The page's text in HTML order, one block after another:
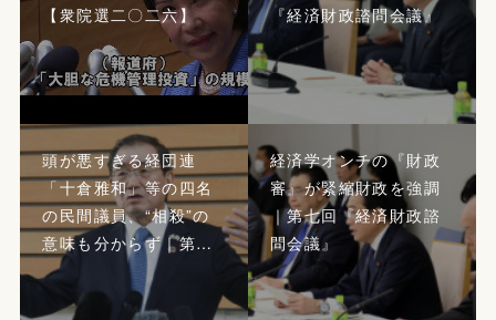
【衆院選二〇二六】
『経済財政諮問会議』
頭が悪すぎる経団連
「十倉雅和」等の四名
の民間議員、“相殺”の
意味も分からず｜第…
経済学オンチの『財政
審』が緊縮財政を強調
｜第七回『経済財政諮
問会議』